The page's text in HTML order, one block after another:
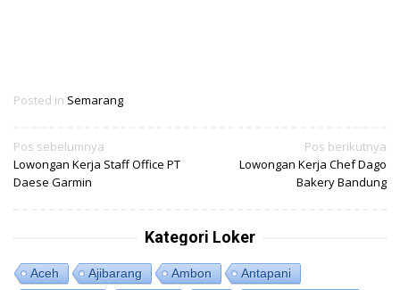
Posted in Semarang
Navigasi
pos
Pos sebelumnya
Lowongan Kerja Staff Office PT
Daese Garmin
Pos berikutnya
Lowongan Kerja Chef Dago
Bakery Bandung
Kategori Loker
Aceh Ajibarang Ambon
Antapani